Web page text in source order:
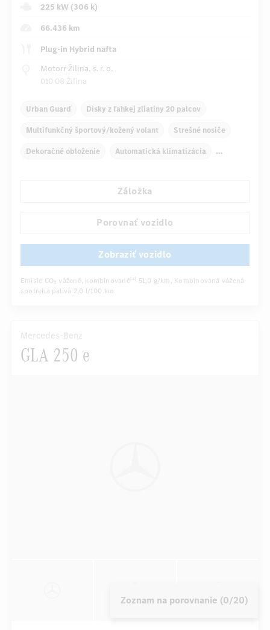
225 kW (306 k)
66.436 km
Plug-in Hybrid nafta
Motorr Žilina, s. r. o.
010 08 Žilina
Urban Guard Disky z ľahkej zliatiny 20 palcov
Multifunkčný športový/kožený volant Strešné nosiče
Dekoračné obloženie Automatická klimatizácia
Snímač dažďa
Záložka
Porovnať vozidlo
Zobraziť vozidlo
Emisie CO2 vážené, kombinované [4] 51,0 g/km, Kombinovaná vážená
spotreba paliva 2,0 l/100 km
Mercedes-Benz
GLA 250 e
Zoznam na porovnanie (0/20)